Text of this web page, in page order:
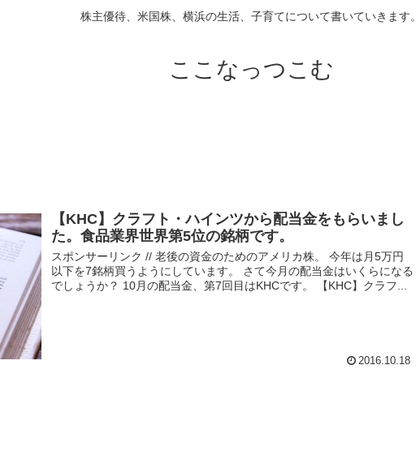
株主優待、米国株、横浜の生活、子育てについて書いていきます。
ここなっつこむ
【KHC】クラフト・ハインツから配当金をもらいまし
た。食品業界世界第5位の銘柄です。
スポンサーリンク // 老後の資金のためのアメリカ株。 今年は月5万円
以下を7銘柄買うようにしています。 さて今月の配当金はいくらになる
でしょうか？ 10月の配当金、第7回目はKHCです。 【KHC】クラフ...
2016.10.18